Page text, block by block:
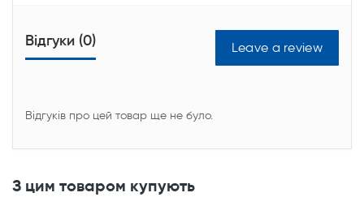
Відгуки (0) Leave a review
Відгуків про цей товар ще не було.
З цим товаром купують